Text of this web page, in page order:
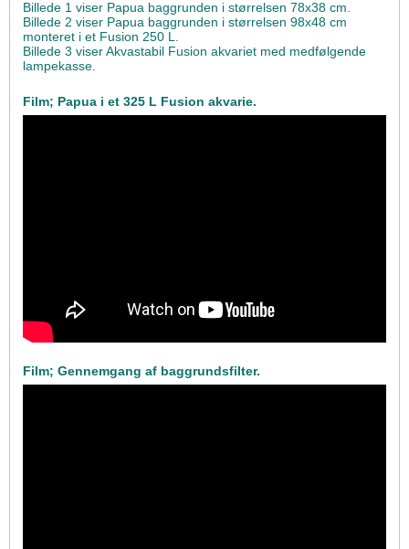
Billede 1 viser Papua baggrunden i størrelsen 78x38 cm.
Billede 2 viser Papua baggrunden i størrelsen 98x48 cm
monteret i et Fusion 250 L.
Billede 3 viser Akvastabil Fusion akvariet med medfølgende
lampekasse.
Film; Papua i et 325 L Fusion akvarie.
Film; Gennemgang af baggrundsfilter.